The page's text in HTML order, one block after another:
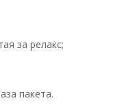
за релакс;
пакета.